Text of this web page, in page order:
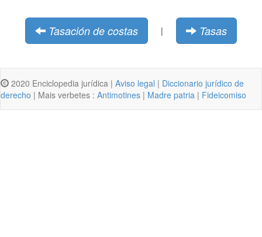
Tasación de costas | Tasas
2020 Enciclopedia jurídica | Aviso legal | Diccionario jurídico de
derecho | Mais verbetes : Antimotines | Madre patria | Fideicomiso